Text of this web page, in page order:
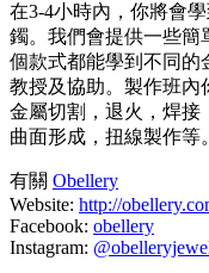
在3-4小時內，你將會
鐲。我們會提供一些簡
個款式都能學到不同的
教授及協助。製作班內
金屬切割，退火，焊接
曲面形成，扭線製作等。
有關 Obellery
Website: http://
Facebook: obellery
Instagram: